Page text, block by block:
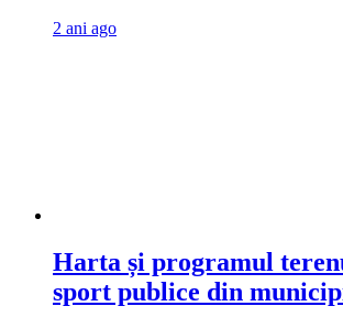
2 ani ago
Harta și programul
sport publice din